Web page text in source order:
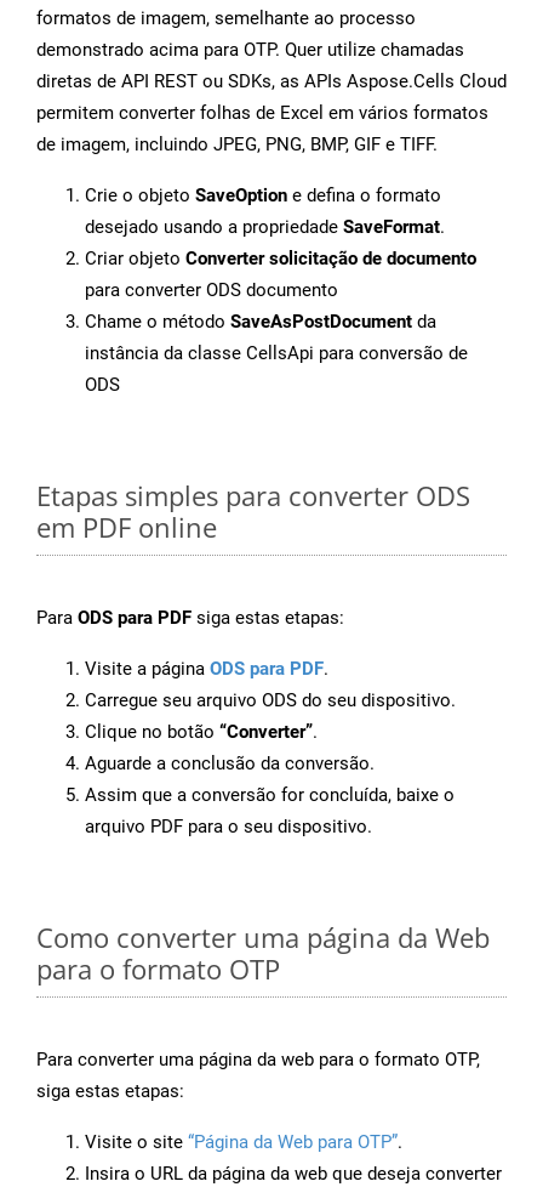
formatos de imagem, semelhante ao processo
demonstrado acima para OTP. Quer utilize chamadas
diretas de API REST ou SDKs, as APIs Aspose.Cells Cloud
permitem converter folhas de Excel em vários formatos
de imagem, incluindo JPEG, PNG, BMP, GIF e TIFF.
Crie o objeto SaveOption e defina o formato
desejado usando a propriedade SaveFormat.
Criar objeto Converter solicitação de documento
para converter ODS documento
Chame o método SaveAsPostDocument da
instância da classe CellsApi para conversão de
ODS
Etapas simples para converter ODS
em PDF online
Para ODS para PDF siga estas etapas:
Visite a página ODS para PDF.
Carregue seu arquivo ODS do seu dispositivo.
Clique no botão “Converter”.
Aguarde a conclusão da conversão.
Assim que a conversão for concluída, baixe o
arquivo PDF para o seu dispositivo.
Como converter uma página da Web
para o formato OTP
Para converter uma página da web para o formato OTP,
siga estas etapas:
Visite o site “Página da Web para OTP”.
Insira o URL da página da web que deseja converter